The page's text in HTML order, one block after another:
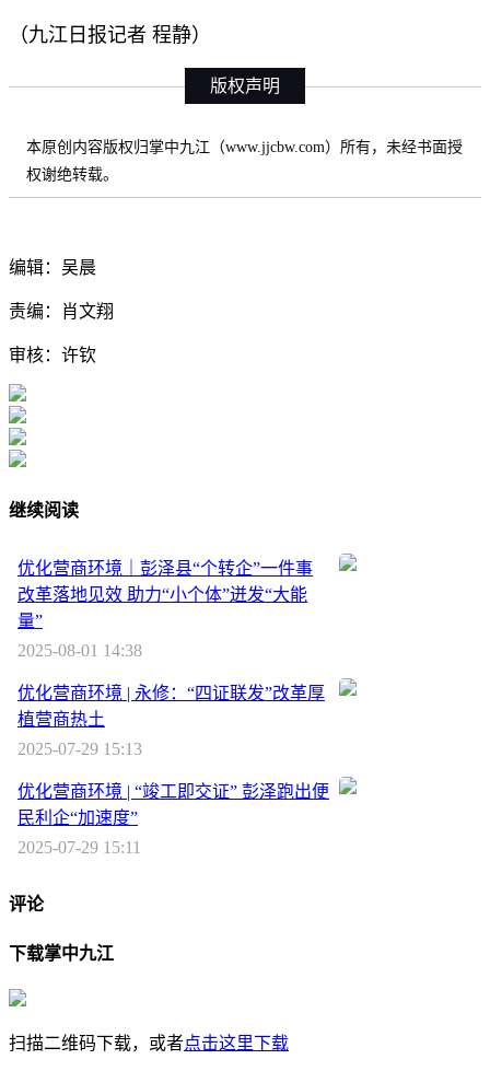
（九江日报记者 程静）
版权声明
本原创内容版权归掌中九江（www.jjcbw.com）所有，未经书面授
权谢绝转载。
编辑：吴晨
责编：肖文翔
审核：许钦
继续阅读
优化营商环境｜彭泽县“个转企”一件事
改革落地见效 助力“小个体”迸发“大能
量”
2025-08-01 14:38
优化营商环境 | 永修：“四证联发”改革厚
植营商热土
2025-07-29 15:13
优化营商环境 | “竣工即交证” 彭泽跑出便
民利企“加速度”
2025-07-29 15:11
评论
下载掌中九江
扫描二维码下载，或者点击这里下载